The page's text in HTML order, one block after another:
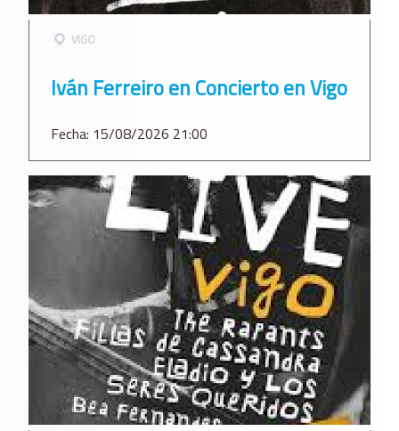
VIGO
Iván Ferreiro en Concierto en Vigo
Fecha: 15/08/2026 21:00